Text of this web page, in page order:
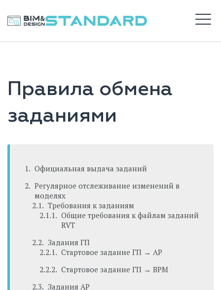
содержимому
BIM STANDARD
Правила обмена
заданиями
Официальная выдача заданий
Регулярное отслеживание изменений в
моделях
Требования к заданиям
Общие требования к файлам заданий
RVT
Задания ГП
Стартовое задание ГП → АР
Стартовое задание ГП → BPM
Задания АР